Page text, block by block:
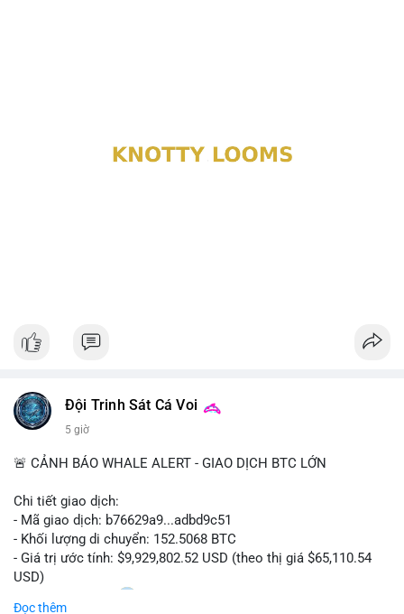
Đội Trinh Sát Cá Voi
5 giờ
🚨 CẢNH BÁO WHALE ALERT - GIAO DỊCH BTC LỚN
Chi tiết giao dịch:
- Mã giao dịch: b76629a9...adbd9c51
- Khối lượng di chuyển: 152.5068 BTC
- Giá trị ước tính: $9,929,802.52 USD (theo thị giá $65,110.54
USD)
- Thời gian: 17:20
Đọc thêm